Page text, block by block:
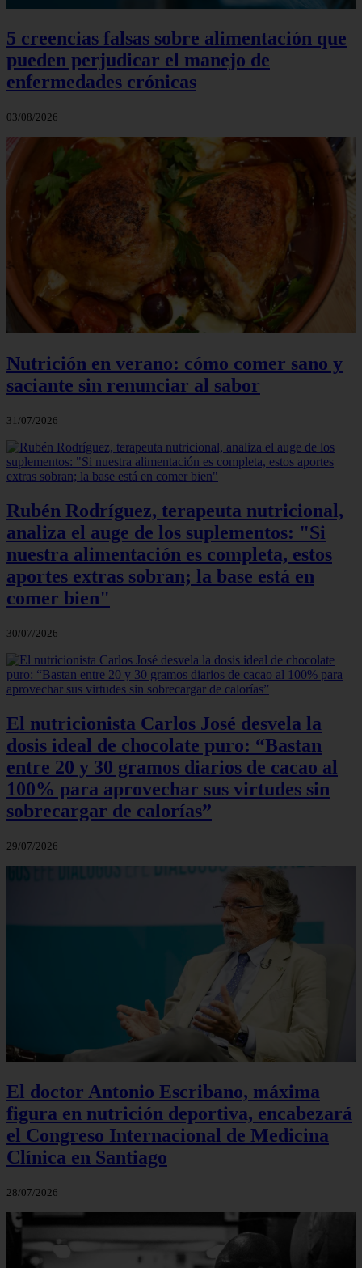
5 creencias falsas sobre alimentación que
pueden perjudicar el manejo de
enfermedades crónicas
03/08/2026
Nutrición en verano: cómo comer sano y
saciante sin renunciar al sabor
31/07/2026
Rubén Rodríguez, terapeuta nutricional,
analiza el auge de los suplementos: "Si
nuestra alimentación es completa, estos
aportes extras sobran; la base está en
comer bien"
30/07/2026
El nutricionista Carlos José desvela la
dosis ideal de chocolate puro: “Bastan
entre 20 y 30 gramos diarios de cacao al
100% para aprovechar sus virtudes sin
sobrecargar de calorías”
29/07/2026
El doctor Antonio Escribano, máxima
figura en nutrición deportiva, encabezará
el Congreso Internacional de Medicina
Clínica en Santiago
28/07/2026